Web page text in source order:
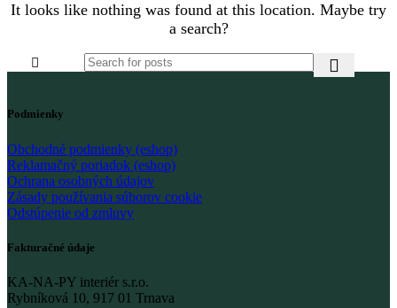
It looks like nothing was found at this location. Maybe try
a search?
Podmienky
Obchodné podmienky (eshop)
Reklamačný poriadok (eshop)
Ochrana osobných údajov
Zásady používania súborov cookie
Odstúpenie od zmluvy
Fakturačné údaje
KA-NA-PY interiér s.r.o.
Rybníková 10, 917 01 Trnava